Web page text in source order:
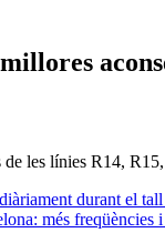
les línies R14,
durant el
més